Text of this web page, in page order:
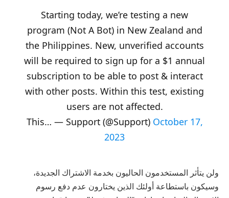
Starting today, we’re testing a new
program (Not A Bot) in New Zealand and
the Philippines. New, unverified accounts
will be required to sign up for a $1 annual
subscription to be able to post & interact
with other posts. Within this test, existing
users are not affected.
This… — Support (@Support) October 17,
2023
ولن يتأثر المستخدمون الحاليون بخدمة الاشتراك الجديدة،
وسيكون باستطاعة أولئك الذين يختارون عدم دفع رسوم